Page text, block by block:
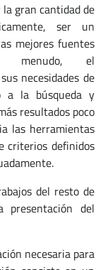
gran cantidad de
ser un
mejores fuentes
menudo, el
necesidades de
a la búsqueda y
resultados poco
las herramientas
criterios definidos
del resto de
presentación del
necesaria para